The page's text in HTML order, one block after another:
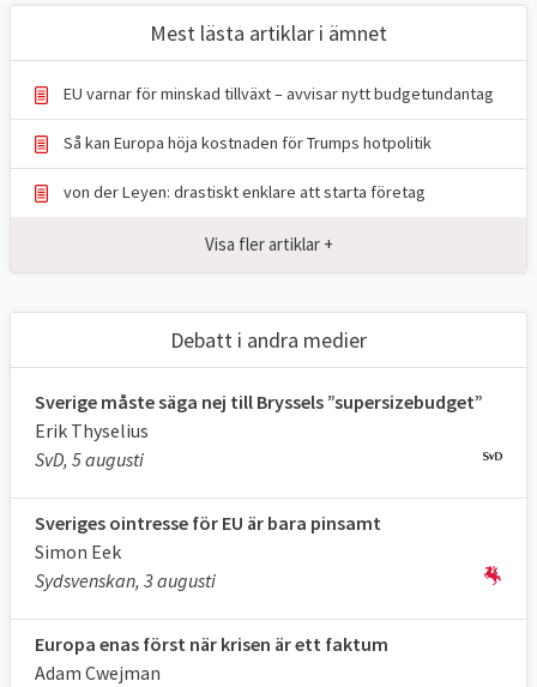
Mest lästa artiklar i ämnet
EU varnar för minskad tillväxt – avvisar nytt budgetundantag
Så kan Europa höja kostnaden för Trumps hotpolitik
von der Leyen: drastiskt enklare att starta företag
Visa fler artiklar +
Debatt i andra medier
Sverige måste säga nej till Bryssels ”supersizebudget”
Erik Thyselius
SvD, 5 augusti
Sveriges ointresse för EU är bara pinsamt
Simon Eek
Sydsvenskan, 3 augusti
Europa enas först när krisen är ett faktum
Adam Cwejman